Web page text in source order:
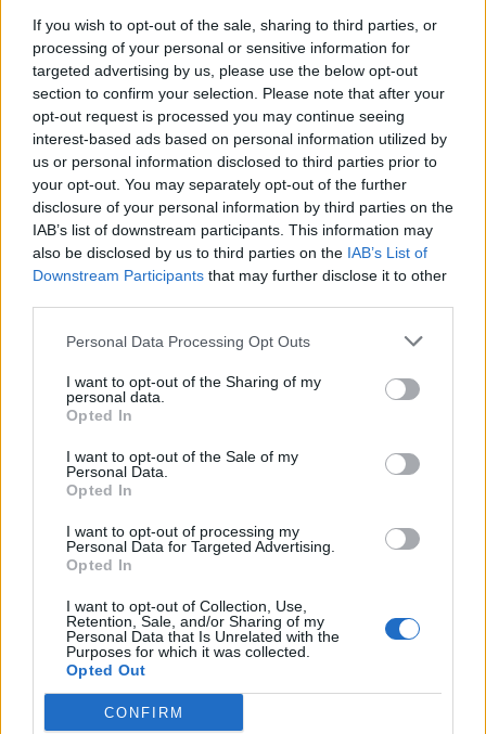
If you wish to opt-out of the sale, sharing to third parties, or
processing of your personal or sensitive information for
targeted advertising by us, please use the below opt-out
section to confirm your selection. Please note that after your
opt-out request is processed you may continue seeing
interest-based ads based on personal information utilized by
us or personal information disclosed to third parties prior to
your opt-out. You may separately opt-out of the further
disclosure of your personal information by third parties on the
IAB’s list of downstream participants. This information may
also be disclosed by us to third parties on the IAB’s List of
Downstream Participants that may further disclose it to other
Personal Data Processing Opt Outs
I want to opt-out of the Sharing of my
personal data.
Opted In
I want to opt-out of the Sale of my
Personal Data.
Opted In
I want to opt-out of processing my
Personal Data for Targeted Advertising.
Opted In
I want to opt-out of Collection, Use,
Retention, Sale, and/or Sharing of my
Personal Data that Is Unrelated with the
Purposes for which it was collected.
Opted Out
CONFIRM
Τάσος Ιορδανίδης για Μάρω Κοντού: «Δεν
είχε καθόλου ντιβιλίκι, διέθετε τη σπάνια
πάστα των stars μιας άλλης εποχής»
CELEBRITIES
επιθυμία πριν φύγει από τη ζωή
CELEBRITIES